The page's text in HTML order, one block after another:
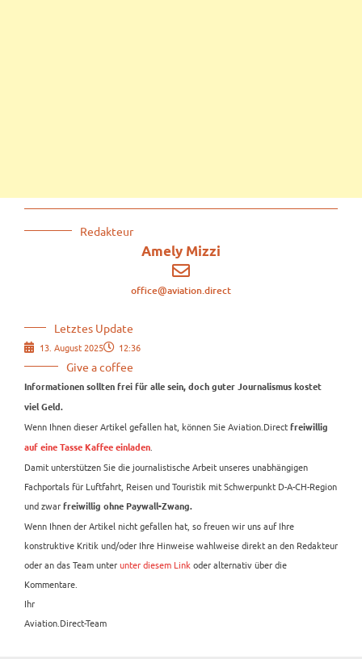
Redakteur
Amely Mizzi
office@aviation.direct
Letztes Update
13. August 2025 12:36
Give a coffee
Informationen sollten frei für alle sein, doch guter Journalismus kostet
viel Geld.
Wenn Ihnen dieser Artikel gefallen hat, können Sie Aviation.Direct freiwillig
auf eine Tasse Kaffee einladen
Damit unterstützen Sie die journalistische Arbeit unseres unabhängigen
Fachportals für Luftfahrt, Reisen und Touristik mit Schwerpunkt D-A-CH-Region
und zwar freiwillig ohne Paywall-Zwang.
Wenn Ihnen der Artikel nicht gefallen hat, so freuen wir uns auf Ihre
konstruktive Kritik und/oder Ihre Hinweise wahlweise direkt an den Redakteur
oder an das Team unterunter diesem Link oder alternativ über die
Kommentare.
Ihr
Aviation.Direct-Team